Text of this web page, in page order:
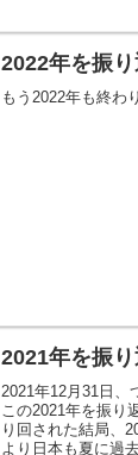
2022年を振
もう2022年も終わ
2021年を振
2021年12月31日、
この2021年を振り
り回された結局、
より日本も夏に過